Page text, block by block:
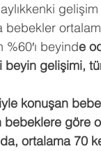
bebekler
%60′ı beyinde
beyin gelişimi,
konuşan
göre
ortalama 70